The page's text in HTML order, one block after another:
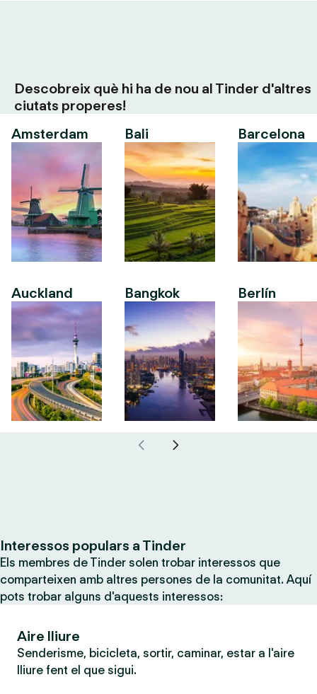
Descobreix què hi ha de nou al Tinder d'altres
ciutats properes!
Amsterdam
Auckland
Bali
Bangkok
Barcelona
Berlín
Interessos populars a Tinder
Els membres de Tinder solen trobar interessos que
comparteixen amb altres persones de la comunitat. Aquí
pots trobar alguns d'aquests interessos:
Aire lliure
Senderisme, bicicleta, sortir, caminar, estar a l'aire
lliure fent el que sigui.